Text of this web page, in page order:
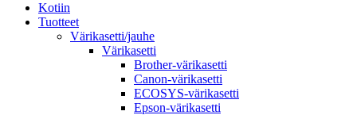
Kotiin
Tuotteet
Värikasetti/jauhe
Värikasetti
Brother-värikasetti
Canon-värikasetti
ECOSYS-värikasetti
Epson-värikasetti